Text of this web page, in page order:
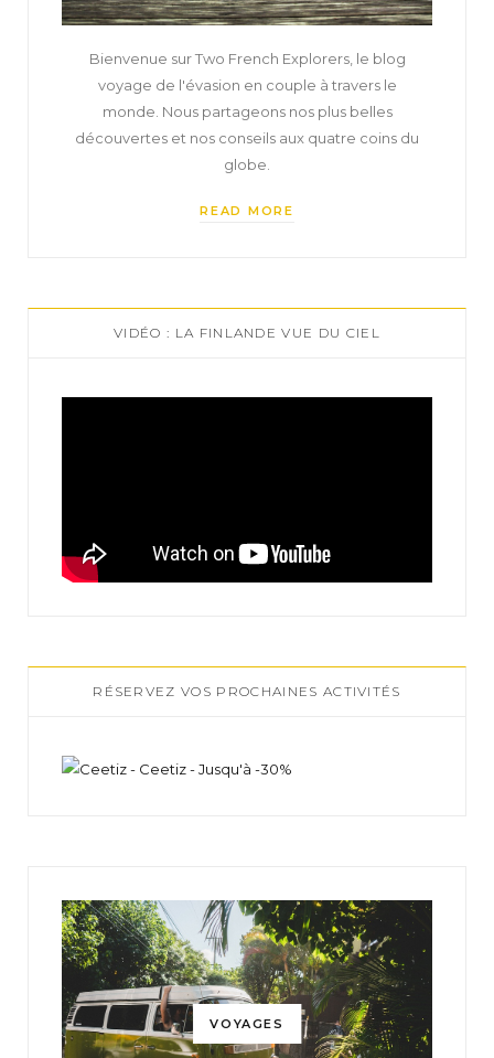
Bienvenue sur Two French Explorers, le blog
voyage de l'évasion en couple à travers le
monde. Nous partageons nos plus belles
découvertes et nos conseils aux quatre coins du
globe.
READ MORE
VIDÉO : LA FINLANDE VUE DU CIEL
RÉSERVEZ VOS PROCHAINES ACTIVITÉS
VOYAGES